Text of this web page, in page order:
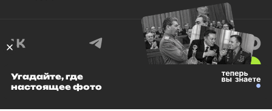
© 1999–2026 Все права защищены.
Угадайте, где
настоящее фото